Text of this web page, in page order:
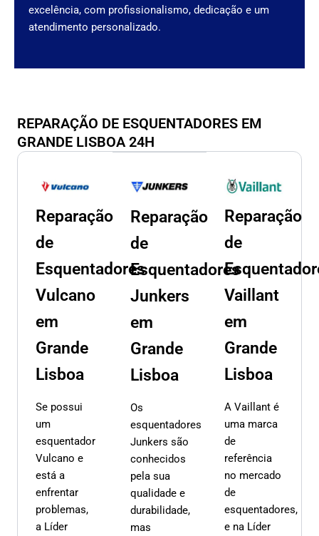
excelência, com profissionalismo, dedicação e um
atendimento personalizado.
REPARAÇÃO DE ESQUENTADORES EM
GRANDE LISBOA 24H
Reparação
de
Esquentadores
Vulcano
em
Grande
Lisboa
Se possui
um
esquentador
Vulcano e
está a
enfrentar
problemas,
a Líder
Reparação
de
Esquentadores
Junkers
em
Grande
Lisboa
Os
esquentadores
Junkers são
conhecidos
pela sua
qualidade e
durabilidade,
mas
Reparação
de
Vaillant
em
Grande
Lisboa
A Vaillant é
uma marca
de
referência
no mercado
de
esquentadores,
e na Líder